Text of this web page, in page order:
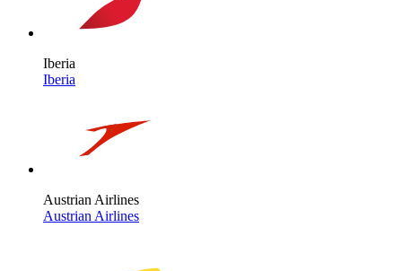
Iberia
Iberia
Austrian Airlines
Austrian Airlines